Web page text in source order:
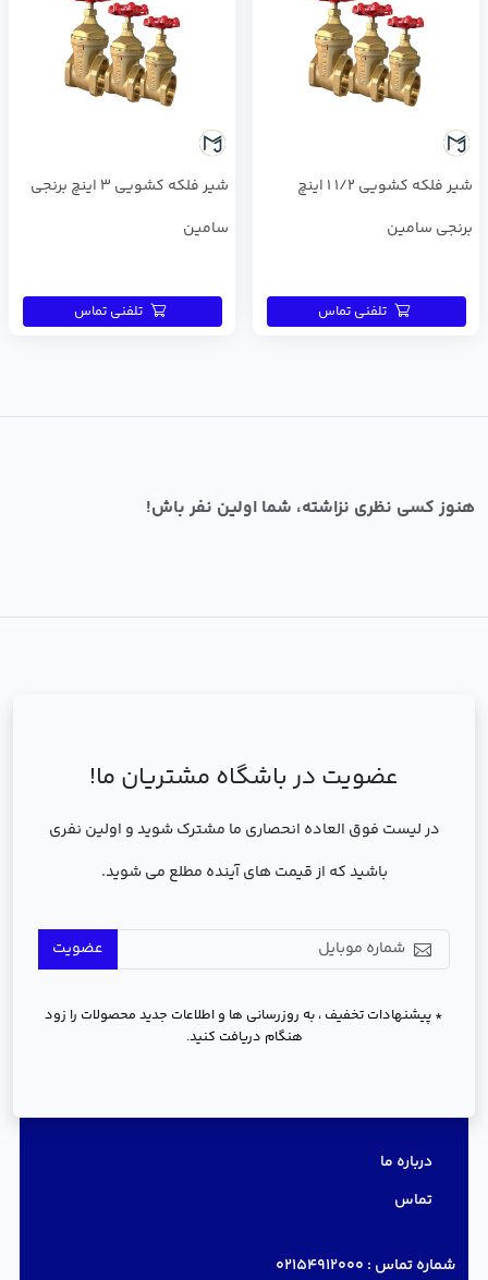
شیر فلکه کشویی 1/2 1 اینچ
برنجی سامین
تلفنی تماس
شیر فلکه کشویی 3 اینچ برنجی
سامین
تلفنی تماس
هنوز کسی نظری نزاشته، شما اولین نفر باش!
عضویت در باشگاه مشتریان ما!
در لیست فوق العاده انحصاری ما مشترک شوید و اولین نفری
باشید که از قیمت های آینده مطلع می شوید.
عضویت
* پیشنهادات تخفیف ، به روزرسانی ها و اطلاعات جدید محصولات را زود
هنگام دریافت کنید.
درباره ما
تماس
شماره تماس : 02154912000